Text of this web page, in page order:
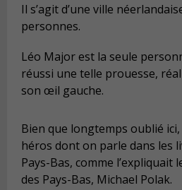
Il s’agit d’une ville
personnes.
Léo Major est la seule
réussi une telle prouesse,
son œil gauche.
Bien que longtemps oublié
héros dont on parle dans les
Pays-Bas, comme l’expliquait
des Pays-Bas, Michael Polak.